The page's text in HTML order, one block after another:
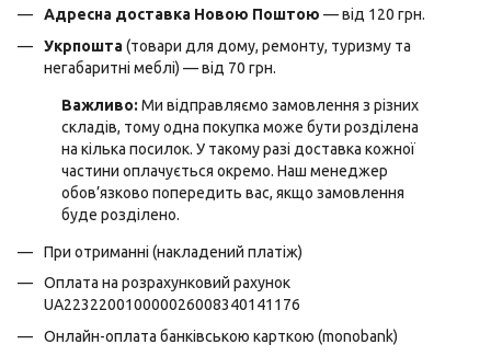
Адресна доставка Новою Поштою — від 120 грн.
Укрпошта(товари для дому, ремонту, туризму та
негабаритні меблі) — від 70 грн.
Важливо: Ми відправляємо замовлення з різних
складів, тому одна покупка може бути розділена
на кілька посилок. У такому разі доставка кожної
частини оплачується окремо. Наш менеджер
обов’язково попередить вас, якщо замовлення
буде розділено.
При отриманні (накладений платіж)
Оплата на розрахунковий рахунок
UA223220010000026008340141176
Онлайн-оплата банківською карткою (monobank)